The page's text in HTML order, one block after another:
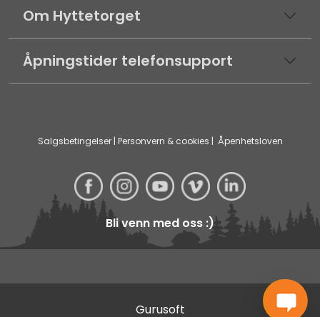
Om Hyttetorget
Åpningstider telefonsupport
Salgsbetingelser| Personvern & cookies | Åpenhetsloven
Bli venn med oss :)
Gurusoft